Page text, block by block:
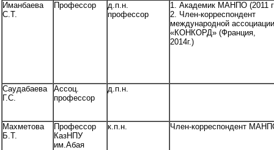
Иманбаева
С.Т.
Профессор
д.п.н.
профессор
1. Академик МАНПО (2011
2. Член-корреспондент
международной ассоциации
«КОНКОРД» (Франция,
2014г.)
Саудабаева
Г.С.
Ассоц.
профессор
д.п.н.
Махметова
Б.Т.
Профессор
КазНПУ
им.Абая
к.п.н. Член-корреспондент